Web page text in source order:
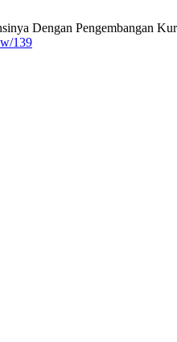
Dengan Pengembangan
139